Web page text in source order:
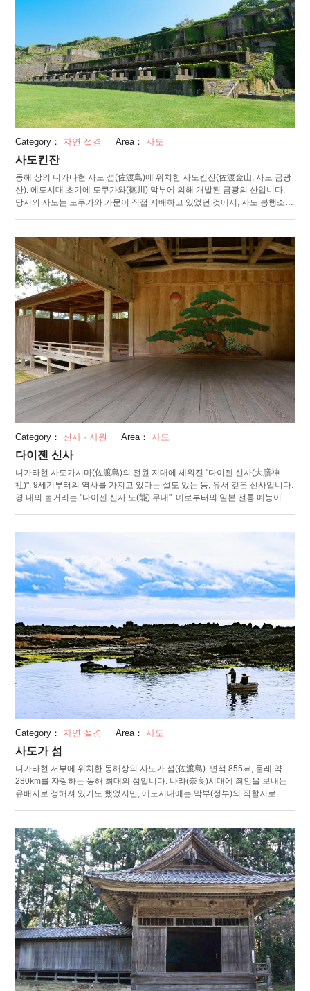
을 전시합니다. 관내에는 "관찰 회랑"이 병설되어 있어 인접한 "사도 도키 보
호 센터"의 도키를, 창 너머로 관찰할 수 있습니다. 공원의 입구 부근에는 매점
이 즐비해 있어서, 그 중에서도 사도산 에다마메(枝豆, 풋콩)로 만드는 "에다
마메 소프트(아이스크림)"가 인기라고 합니다.
Category： 자연 절경 Area： 사도
사도킨잔
동해 상의 니가타현 사도 섬(佐渡島)에 위치한 사도킨잔(佐渡金山, 사도 금광
산). 에도시대 초기에 도쿠가와(徳川) 막부에 의해 개발된 금광의 산입니다.
당시의 사도는 도쿠가와 가문이 직접 지배하고 있었던 것에서, 사도 봉행소가
는 유구로서 당시의 분위기를 체험할 수 있는 시설이 되고 있습니다. 금광산
에는 조업 당시 사용하던 시설이 채굴장 내에 현존하고 있습니다. 사도킨잔의
매력은 바로 그 설비를 이용하는 이벤트. "키타자와 부유선광장(北沢浮遊選
鉱場)"에서는 야간에 시설이 라이트 업 되어 관광객들의 눈을 즐겁게 하고 있
습니다.
Category： 신사 · 사원 Area： 사도
다이젠 신사
니가타현 사도가시마(佐渡島)의 전원 지대에 세워진 "다이젠 신사(大膳神
社)". 9세기부터의 역사를 가지고 있다는 설도 있는 등, 유서 깊은 신사입니다.
경 내의 볼거리는 "다이젠 신사 노(能) 무대". 예로부터의 일본 전통 예능이었
정되어 있습니다. 보통의 노 무대는 소나무만이 그려져 있는 카가미이타(鏡
중에서도 매우 귀중한 건물입니다. 매년 4월 18일에는 “호노노(奉納能)"라 불
리는 정례의 노가 봉납되며, 6월에는 야간에 화톳불을 피우고서 "타키기노(薪
能)"와 전통 희극 "사기류쿄겐(鷺龍狂言)"이 상연됩니다.
Category： 자연 절경 Area： 사도
사도가 섬
니가타현 서부에 위치한 동해상의 사도가 섬(佐渡島). 면적 855㎢, 둘레 약
280km를 자랑하는 동해 최대의 섬입니다. 나라(奈良)시대에 죄인을 보내는
유배지로 정해져 있기도 했었지만, 에도시대에는 막부(정부)의 직할지로 금
등 다양한 종류의 어패류가 양륙되고 있습니다. 1,700여 종의 식물이 자생하
는, 자연 풍부한 사도가 섬에서는 센카쿠 만(尖閣湾)이 대표하는 아름다운 해
안 지형을 볼 수 있습니다. 또한 사도가 섬의 문화는, 귀양으로 이 땅에 도착한
귀족들이 가지고 있었던 귀족 문화, 광산 개발에 의해 에도시대부터 관리들이
전했던 무가(武家) 문화, 상인과 뱃사람들이 옮겨 온 서민문화가 융합된 특유
의 것입니다. 노가쿠(能楽, 일본의 대표적 가면 음악극)나 사도가 섬 독자적인
고전 예능 “오니타이코(鬼太鼓)”는 매우 유명합니다.